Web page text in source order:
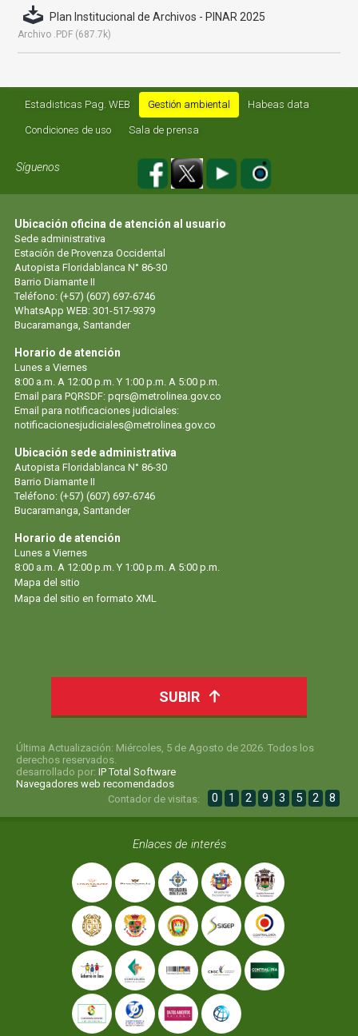
Plan Institucional de Archivos - PINAR 2025
Archivo .PDF (687.7k)
Estadisticas Pag. WEB Gestión ambiental Habeas data
Condiciones de uso Sala de prensa
Síguenos
Ubicación oficina de atención al usuario
Sede administrativa
Estación de Provenza Occidental
Autopista Floridablanca N° 86-30
Barrio Diamante II
Teléfono: (+57) (607) 697-6746
WhatsApp WEB: 301-517-9379
Bucaramanga, Santander
Horario de atención
Lunes a Viernes
8:00 a.m. A 12:00 p.m. Y 1:00 p.m. A 5:00 p.m.
Email para PQRSDF: pqrs@metrolinea.gov.co
Email para notificaciones judiciales:
notificacionesjudiciales@metrolinea.gov.co
Ubicación sede administrativa
Autopista Floridablanca N° 86-30
Barrio Diamante II
Teléfono: (+57) (607) 697-6746
Bucaramanga, Santander
Horario de atención
Lunes a Viernes
8:00 a.m. A 12:00 p.m. Y 1:00 p.m. A 5:00 p.m.
Mapa del sitio
Mapa del sitio en formato XML
SUBIR
Última Actualización: Miércoles, 5 de Agosto de 2026. Todos los
derechos reservados.
desarrollado por: IP Total Software
Navegadores web recomendados
Contador de visitas:
0 1 2 9 3 5 2 8
Enlaces de interés